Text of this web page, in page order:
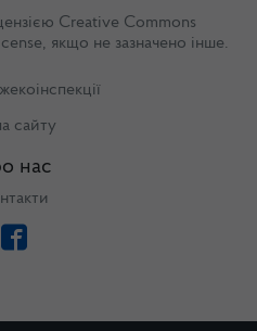
Creative Commons
, якщо не зазначено інше.
сайту
нас